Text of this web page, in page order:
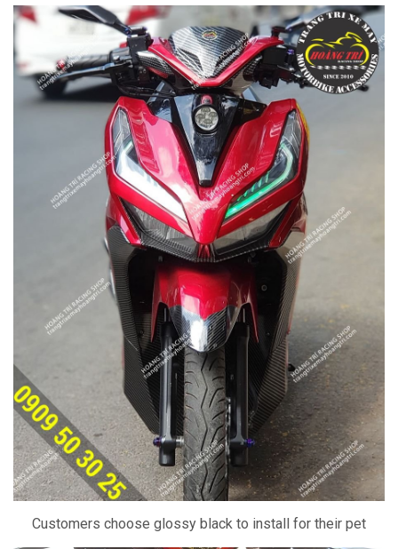
Customers choose glossy black to install for their pet